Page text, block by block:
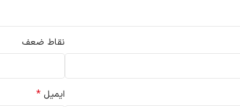
نقاط ضعف
ایمیل *